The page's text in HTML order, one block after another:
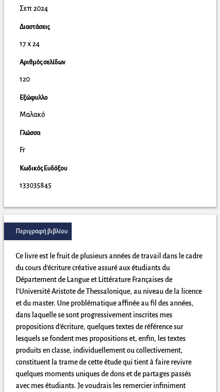
Σεπ 2024
Διαστάσεις
17 x 24
Αριθμός σελίδων
120
Εξώφυλλο
Μαλακό
Γλώσσα
Fr
Κωδικός Ευδόξου
133035845
Περιγραφή βιβλίου
Ce livre est le fruit de plusieurs années de travail dans le cadre
du cours d’écriture créative assuré aux étudiants du
Département de Langue et Littérature Françaises de
l’Université Aristote de Thessalonique, au niveau de la licence
et du master. Une problématique affinée au fil des années,
dans laquelle se sont progressivement inscrites mes
propositions d’écriture, quelques textes de référence sur
lesquels se fondent mes propositions et, enfin, les textes
produits en classe, individuellement ou collectivement,
constituent la trame de cette étude qui tient à faire revivre
quelques moments uniques de dons et de partages passés
avec mes étudiants. Je voudrais les remercier infiniment